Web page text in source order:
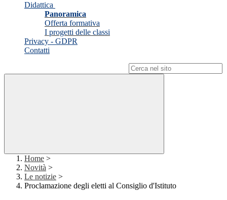
Didattica
Panoramica
Offerta formativa
I progetti delle classi
Privacy - GDPR
Contatti
Home >
Novità >
Le notizie >
Proclamazione degli eletti al Consiglio d'Istituto